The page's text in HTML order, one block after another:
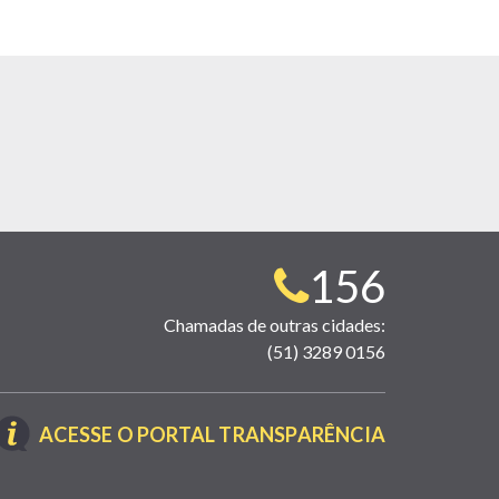
Telefone
para
contato:
156
Chamadas de outras cidades:
(51) 3289 0156
ACESSE O PORTAL TRANSPARÊNCIA(LINK